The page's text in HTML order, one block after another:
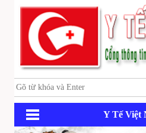
Y Tế Việt